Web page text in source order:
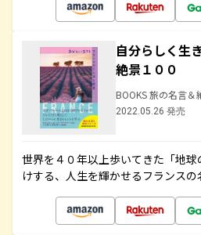
自分らしく生
絶景１００
BOOKS 旅の名言＆
2022.05.26 発売
世界を４０年以上歩いてきた「地
けする、人生を輝かせるフランス